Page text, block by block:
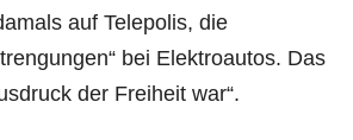
auf Telepolis, die
bei Elektroautos. Das
der Freiheit war“.